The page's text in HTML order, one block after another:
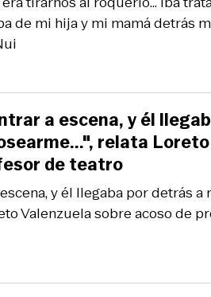
de mi hija y mi mamá detrás
y él llegaba por detrás a
Valenzuela sobre acoso de
a escena, y él
relata
de teatro